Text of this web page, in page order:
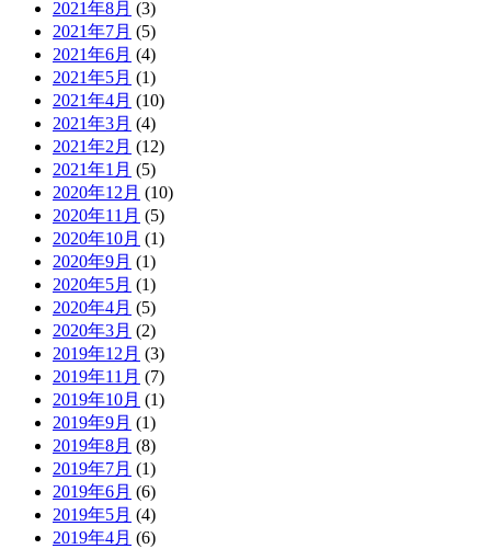
2021年8月 (3)
2021年7月 (5)
2021年6月 (4)
2021年5月 (1)
2021年4月 (10)
2021年3月 (4)
2021年2月 (12)
2021年1月 (5)
2020年12月 (10)
2020年11月 (5)
2020年10月 (1)
2020年9月 (1)
2020年5月 (1)
2020年4月 (5)
2020年3月 (2)
2019年12月 (3)
2019年11月 (7)
2019年10月 (1)
2019年9月 (1)
2019年8月 (8)
2019年7月 (1)
2019年6月 (6)
2019年5月 (4)
2019年4月 (6)